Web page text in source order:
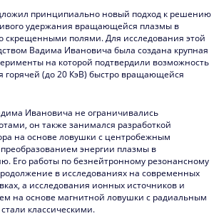
принципиально новый подход к решению
удержания вращающейся плазмы в
скрещенными полями. Для исследования этой
Вадима Ивановича была создана крупная
на которой подтвердили возможность
горячей (до 20 КэВ) быстро вращающейся
Ивановича не ограничивались
он также занимался разработкой
на основе ловушки с центробежным
энергии плазмы в
Его работы по безнейтронному резонансному
в исследованиях на современных
а исследования ионных источников и
на основе магнитной ловушки с радиальным
классическими.